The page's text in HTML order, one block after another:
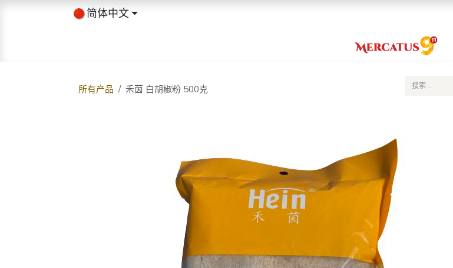
简体中文
所有产品 禾茵 白胡椒粉 500克